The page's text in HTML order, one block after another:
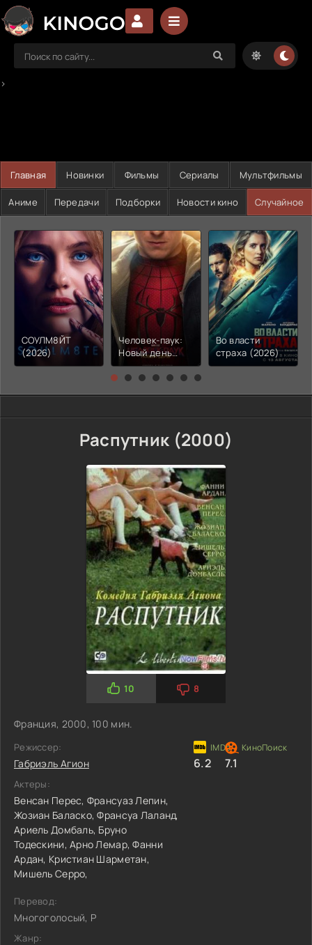
>
Главная Новинки Фильмы Сериалы Мультфильмы
Аниме Передачи Подборки Новости кино Случайное
СОУЛМ8ЙТ
(2026)
Человек-паук:
Новый день
(2026)
Во власти
страха (2026)
Распутник (2000)
10 8
Франция, 2000, 100 мин.
Режиссер:
Габриэль Агион
Актеры:
Венсан Перес, Франсуаз Лепин,
Жозиан Баласко,Франсуа Лаланд,
Ариель Домбаль, Бруно
Тодескини,Арно Лемар,Фанни
Ардан, Кристиан Шарметан,
Мишель Серро,
6.2 7.1
Перевод:
Многоголосый, P
Жанр: